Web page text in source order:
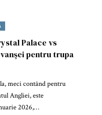
Palace vs
pentru trupa
meci contând pentru
Angliei, este
2026,…